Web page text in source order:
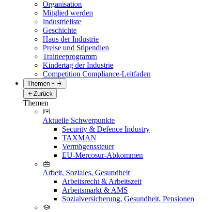
Organisation
Mitglied werden
Industrieliste
Geschichte
Haus der Industrie
Preise und Stipendien
Traineeprogramm
Kindertag der Industrie
Competition Compliance-Leitfaden
Themen
Zurück
Themen
Aktuelle Schwerpunkte
Security & Defence Industry
TAXMAN
Vermögenssteuer
EU-Mercosur-Abkommen
Arbeit, Soziales, Gesundheit
Arbeitsrecht & Arbeitszeit
Arbeitsmarkt & AMS
Sozialversicherung, Gesundheit, Pensionen